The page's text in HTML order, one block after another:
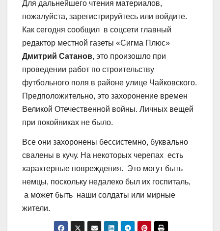
Для дальнейшего чтения материалов,
пожалуйста, зарегистрируйтесь или войдите.
Как сегодня сообщил в соцсети главный
редактор местной газеты «Сигма Плюс»
Дмитрий Сатанов, это произошло при
проведении работ по строительству
футбольного поля в районе улице Чайковского.
Предположительно, это захоронение времен
Великой Отечественной войны. Личных вещей
при покойниках не было.
Все они захоронены бессистемно, буквально
свалены в кучу. На некоторых черепах есть
характерные повреждения. Это могут быть
немцы, поскольку недалеко был их госпиталь,
а может быть наши солдаты или мирные
жители.